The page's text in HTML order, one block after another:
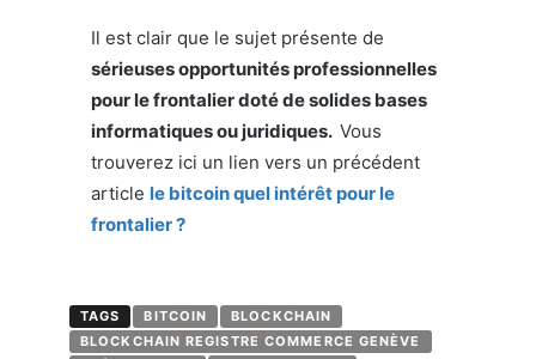
Il est clair que le sujet présente de
sérieuses opportunités professionnelles
pour le frontalier doté de solides bases
informatiques ou juridiques. Vous
trouverez ici un lien vers un précédent
article le bitcoin quel intérêt pour le
frontalier ?
TAGS BITCOIN
BLOCKCHAIN
BLOCKCHAIN REGISTRE COMMERCE GENÈVE